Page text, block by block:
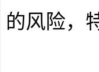
的风险，